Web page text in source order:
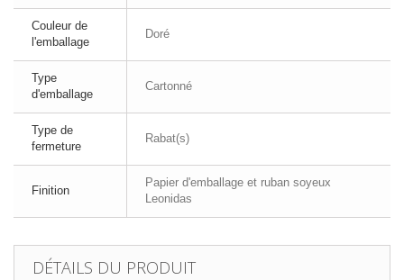
Couleur de
l'emballage
Doré
Type
d'emballage
Cartonné
Type de
fermeture
Rabat(s)
Finition
Papier d'emballage et ruban soyeux
Leonidas
DÉTAILS DU PRODUIT